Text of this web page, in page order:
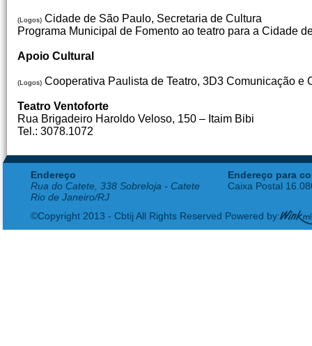
(Logos) Cidade de São Paulo, Secretaria de Cultura
Programa Municipal de Fomento ao teatro para a Cidade
Apoio Cultural
(Logos) Cooperativa Paulista de Teatro, 3D3 Comunicação
Teatro Ventoforte
Rua Brigadeiro Haroldo Veloso, 150 – Itaim Bibi
Tel.: 3078.1072
Endereço
Rua do Catete, 338 Sobreloja - Catete
Rio de Janeiro/RJ
Endereço para
Caixa Postal
©Copyright 2013 - Cbtij All Rights Reserved Powered by: